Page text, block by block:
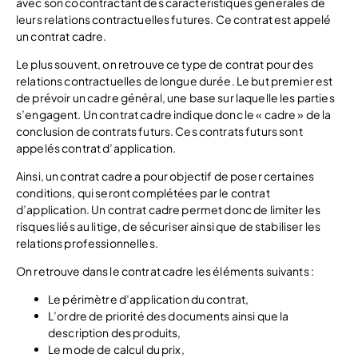
leurs relations contractuelles futures. Ce contrat est appelé
un contrat cadre.
Le plus souvent, on retrouve ce type de contrat pour des
relations contractuelles de longue durée. Le but premier est
de prévoir un cadre général, une base sur laquelle les parties
s’engagent. Un contrat cadre indique donc le « cadre » de la
conclusion de contrats futurs. Ces contrats futurs sont
appelés contrat d’application.
Ainsi, un contrat cadre a pour objectif de poser certaines
conditions, qui seront complétées par le contrat
d’application. Un contrat cadre permet donc de limiter les
risques liés au litige, de sécuriser ainsi que de stabiliser les
relations professionnelles.
On retrouve dans le contrat cadre les éléments suivants :
Le périmètre d’application du contrat,
L’ordre de priorité des documents ainsi que la
description des produits,
Le mode de calcul du prix,